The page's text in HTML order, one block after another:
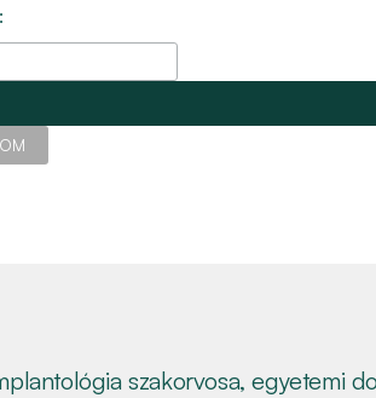
szakorvosa, egyetemi